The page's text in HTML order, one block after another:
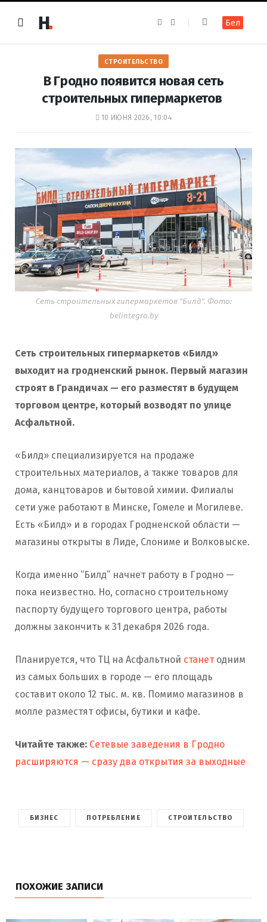
e
b
o
o
k
t
a
m
Бел
СТРОИТЕЛЬСТВО
В Гродно появится новая сеть
строительных гипермаркетов
10 ИЮНЯ 2026, 10:04
Сеть строительных гипермаркетов "Билд". Фото:
belintegra.by
Сеть строительных гипермаркетов «Билд»
выходит на гродненский рынок. Первый магазин
строят в Грандичах — его разместят в будущем
торговом центре, который возводят по улице
Асфальтной.
«Билд» специализируется на продаже
строительных материалов, а также товаров для
дома, канцтоваров и бытовой химии. Филиалы
сети уже работают в Минске, Гомеле и Могилеве.
Есть «Билд» и в городах Гродненской области —
магазины открыты в Лиде, Слониме и Волковыске.
Когда именно “Билд” начнет работу в Гродно —
пока неизвестно. Но, согласно строительному
паспорту будущего торгового центра, работы
должны закончить к 31 декабря 2026 года.
Планируется, что ТЦ на Асфальтной станетодним
из самых больших в городе — его площадь
составит около 12 тыс. м. кв. Помимо магазинов в
молле разместят офисы, бутики и кафе.
Читайте также: Сетевые заведения в Гродно
расширяются — сразу два открытия за выходные
БИЗНЕС ПОТРЕБЛЕНИЕ СТРОИТЕЛЬСТВО
ПОХОЖИЕ ЗАПИСИ